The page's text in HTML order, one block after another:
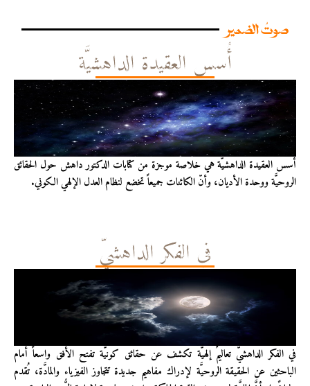
صوتُ الضمير
أُسس العقيدة الداهشيَّة
أُسس العقيدة الداهشيّة هي خلاصة موجزة من كتابات الدكتور داهش حول الحقائق
الروحيَّة ووحدة الأديان، وأنّ الكائنات جميعاً تخضع لنظام العدل الإلهي الكوني.
في الفكر الداهشيّ
في الفكر الداهشيّ تعاليمٌ إلهيَّة تكشف عن حقائق كونيَّة تفتح الأفق واسعاً أمام
الباحثين عن الحقيقة الروحيَّة لإدراك مفاهيم جديدة تتجاوز الفيزياء والمادَّة، تُقدم